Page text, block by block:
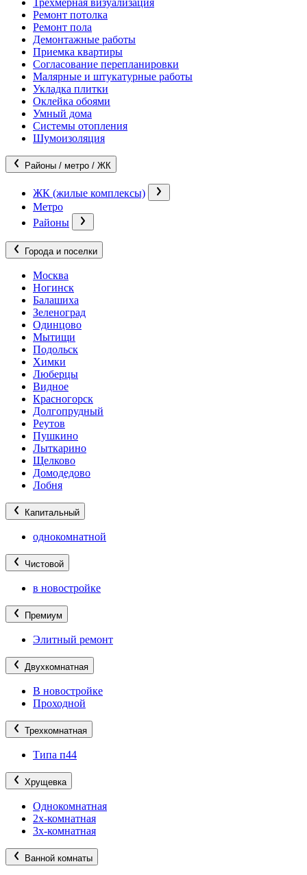
Трехмерная визуализация
Ремонт потолка
Ремонт пола
Демонтажные работы
Приемка квартиры
Согласование перепланировки
Малярные и штукатурные работы
Укладка плитки
Оклейка обоями
Умный дома
Системы отопления
Шумоизоляция
Районы / метро / ЖК
ЖК (жилые комплексы)
Метро
Районы
Города и поселки
Москва
Ногинск
Балашиха
Зеленоград
Одинцово
Мытищи
Подольск
Химки
Люберцы
Видное
Красногорск
Долгопрудный
Реутов
Пушкино
Лыткарино
Щелково
Домодедово
Лобня
Капитальный
однокомнатной
Чистовой
в новостройке
Премиум
Элитный ремонт
Двухкомнатная
В новостройке
Проходной
Трехкомнатная
Типа п44
Хрущевка
Однокомнатная
2х-комнатная
3х-комнатная
Ванной комнаты